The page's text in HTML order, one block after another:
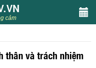
cảm
thân và trách nhiệm